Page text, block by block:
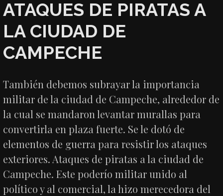
ATAQUES DE PIRATAS A
LA CIUDAD DE
CAMPECHE
También debemos subrayar la importancia
militar de la ciudad de Campeche, alrededor de
la cual se mandaron levantar murallas para
convertirla en plaza fuerte. Se le dotó de
elementos de guerra para resistir los ataques
exteriores. Ataques de piratas a la ciudad de
Campeche. Este poderío militar unido al
político y al comercial, la hizo merecedora del